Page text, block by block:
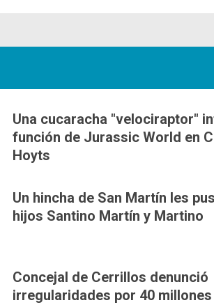
Una cucaracha "velociraptor"
función de Jurassic World en
Hoyts
Un hincha de San Martín les
hijos Santino Martín y Martino
Concejal de Cerrillos denunció
irregularidades por 40 millones